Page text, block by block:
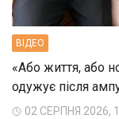
ВIДЕО
«Або життя, або
одужує після
02 СЕРПНЯ 2026,